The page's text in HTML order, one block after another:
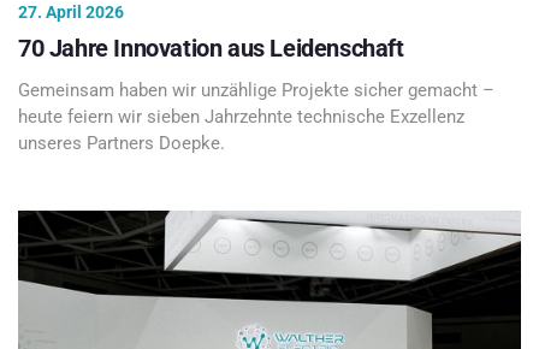
27. April 2026
70 Jahre Innovation aus Leidenschaft
Gemeinsam haben wir unzählige Projekte sicher gemacht –
heute feiern wir sieben Jahrzehnte technische Exzellenz
unseres Partners Doepke.